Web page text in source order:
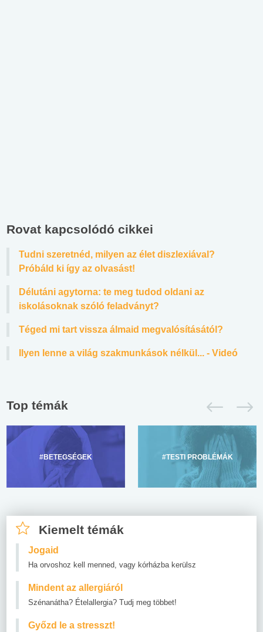
Rovat kapcsolódó cikkei
Tudni szeretnéd, milyen az élet diszlexiával?
Próbáld ki így az olvasást!
Délutáni agytorna: te meg tudod oldani az
iskolásoknak szóló feladványt?
Téged mi tart vissza álmaid megvalósításától?
Ilyen lenne a világ szakmunkások nélkül... - Videó
Top témák
#BETEGSÉGEK #TESTI PROBLÉMÁK
Kiemelt témák
Jogaid
Ha orvoshoz kell menned, vagy kórházba kerülsz
Mindent az allergiáról
Szénanátha? Ételallergia? Tudj meg többet!
Győzd le a stresszt!